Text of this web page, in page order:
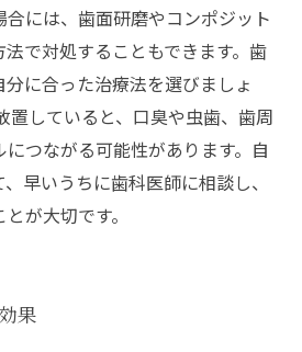
には、歯面研磨やコンポジット
で対処することもできます。歯
に合った治療法を選びましょ
置していると、口臭や虫歯、歯周
つながる可能性があります。自
早いうちに歯科医師に相談し、
が大切です。
果